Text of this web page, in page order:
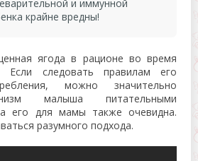
и иммунной
крайне вредны!
ягода в рационе во время
Если следовать правилам его
можно значительно
малыша питательными
его для мамы также очевидна.
разумного подхода.